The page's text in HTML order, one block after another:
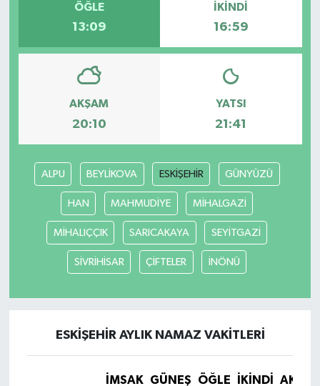
ÖĞLE
13:09
İKINDI
16:59
AKŞAM
20:10
YATSI
21:41
ALPU BEYLİKOVA ESKİŞEHİR GÜNYÜZÜ
HAN MAHMUDİYE MİHALGAZİ
MİHALIÇÇIK SARICAKAYA SEYİTGAZİ
SİVRİHİSAR ÇİFTELER İNÖNÜ
ESKİŞEHİR AYLIK NAMAZ VAKITLERI
İMSAK GÜNEŞ ÖĞLE İKINDI